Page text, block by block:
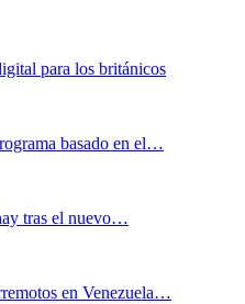
para los británicos
basado en el…
tras el nuevo…
en Venezuela…